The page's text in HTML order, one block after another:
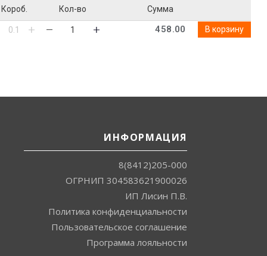
Короб. Кол-во Сумма
458.00 В корзину
ИНФОРМАЦИЯ
8(8412)205-000
ОГРНИП 304583621900026
ИП Лисин П.В.
Политика конфиденциальности
Пользовательское соглашение
Программа лояльности